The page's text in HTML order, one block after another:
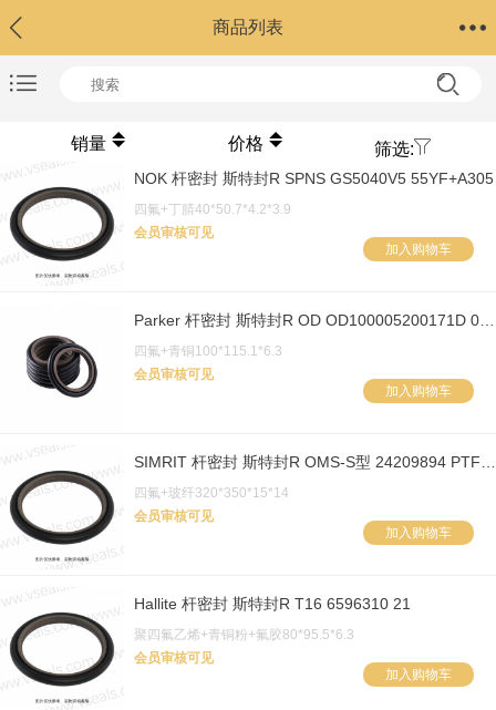
商品列表
销量 价格 筛选:
NOK 杆密封 斯特封R SPNS GS5040V5 55YF+A305
四氟+丁腈40*50.7*4.2*3.9
会员审核可见
加入购物车
Parker 杆密封 斯特封R OD OD100005200171D 052
四氟+青铜100*115.1*6.3
会员审核可见
加入购物车
四氟+玻纤320*350*15*14
会员审核可见
加入购物车
Hallite 杆密封 斯特封R T16 6596310 21
聚四氟乙烯+青铜粉+氟胶80*95.5*6.3
会员审核可见
加入购物车